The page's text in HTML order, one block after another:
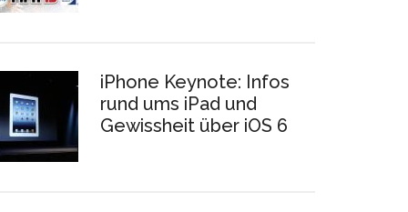
iPhone Keynote: Infos
rund ums iPad und
Gewissheit über iOS 6